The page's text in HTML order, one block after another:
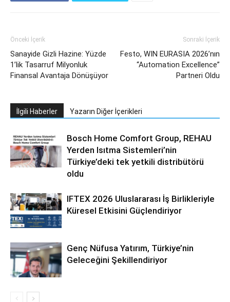
Önceki İçerik
Sanayide Gizli Hazine: Yüzde
1’lik Tasarruf Milyonluk
Finansal Avantaja Dönüşüyor
Sonraki İçerik
Festo, WIN EURASIA 2026’nın
“Automation Excellence”
Partneri Oldu
İlgili Haberler Yazarın Diğer İçerikleri
Bosch Home Comfort Group, REHAU
Yerden Isıtma Sistemleri’nin
Türkiye’deki tek yetkili distribütörü
oldu
IFTEX 2026 Uluslararası İş Birlikleriyle
Küresel Etkisini Güçlendiriyor
Genç Nüfusa Yatırım, Türkiye’nin
Geleceğini Şekillendiriyor